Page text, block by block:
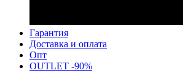
Гарантия
Доставка и оплата
Опт
OUTLET -90%